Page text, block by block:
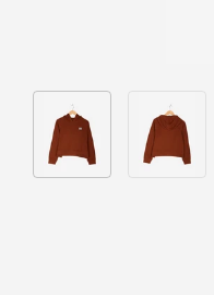
Bild 1 in